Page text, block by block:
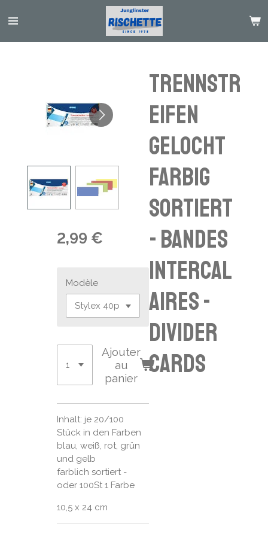
au
Trennstr
eifen
gelocht
farbig
sortiert
- bandes
intercal
aires -
divider
cards
2,99 €
Modèle
Ajouter
au
panier
Inhalt: je 20/100
Stück in den Farben
blau, weiß, rot, grün
und gelb
farblich sortiert -
oder 100St 1 Farbe
10,5 x 24 cm